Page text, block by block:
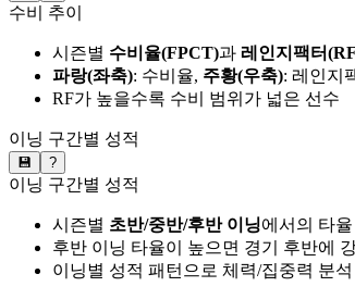
수비 추이
시즌별 수비율(FPCT)과 레인지팩터
파랑(좌축): 수비율, 주황(우축): 레인지
RF가 높을수록 수비 범위가 넓은 선수
이닝 구간별 성적
💾 ?
이닝 구간별 성적
시즌별 초반/중반/후반 이닝에서의 타
후반 이닝 타율이 높으면 경기 후반에
이닝별 성적 패턴으로 체력/집중력 분